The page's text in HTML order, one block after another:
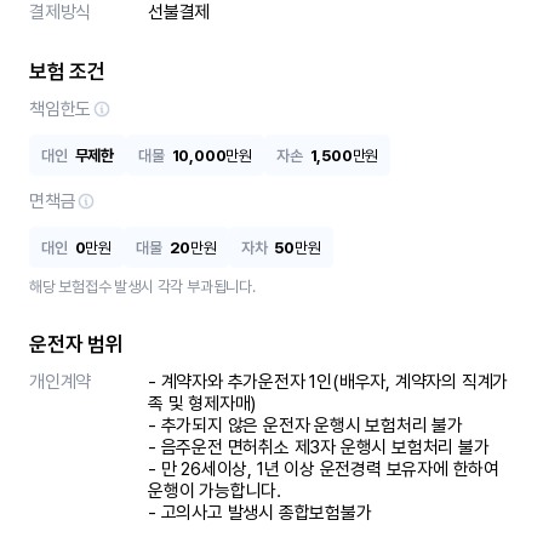
결제방식
선불결제
보험 조건
책임한도
대인 무제한 대물 10,000만원 자손 1,500만원
면책금
대인 0만원 대물 20만원 자차 50만원
해당 보험접수 발생시 각각 부과됩니다.
운전자 범위
개인계약
- 계약자와 추가운전자 1인(배우자, 계약자의 직계가
족 및 형제자매)
- 추가되지 않은 운전자 운행시 보험처리 불가
- 음주운전 면허취소 제3자 운행시 보험처리 불가
- 만 26세이상, 1년 이상 운전경력 보유자에 한하여
운행이 가능합니다.
- 고의사고 발생시 종합보험불가